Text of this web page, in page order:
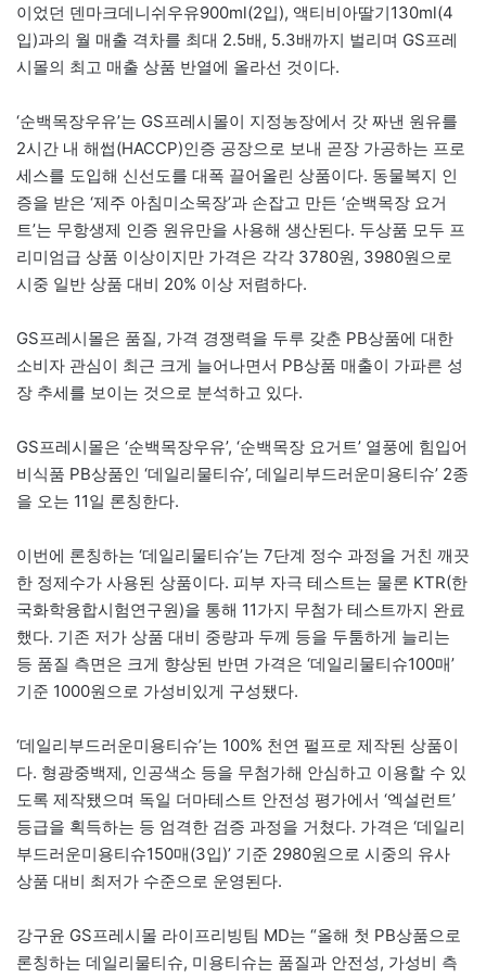
이었던 덴마크데니쉬우유900ml(2입), 액티비아딸기130ml(4
입)과의 월 매출 격차를 최대 2.5배, 5.3배까지 벌리며 GS프레
시몰의 최고 매출 상품 반열에 올라선 것이다.
‘순백목장우유’는 GS프레시몰이 지정농장에서 갓 짜낸 원유를
2시간 내 해썹(HACCP)인증 공장으로 보내 곧장 가공하는 프로
세스를 도입해 신선도를 대폭 끌어올린 상품이다. 동물복지 인
증을 받은 ‘제주 아침미소목장’과 손잡고 만든 ‘순백목장 요거
트’는 무항생제 인증 원유만을 사용해 생산된다. 두상품 모두 프
리미엄급 상품 이상이지만 가격은 각각 3780원, 3980원으로
시중 일반 상품 대비 20% 이상 저렴하다.
GS프레시몰은 품질, 가격 경쟁력을 두루 갖춘 PB상품에 대한
소비자 관심이 최근 크게 늘어나면서 PB상품 매출이 가파른 성
장 추세를 보이는 것으로 분석하고 있다.
GS프레시몰은 ‘순백목장우유’, ‘순백목장 요거트’ 열풍에 힘입어
비식품 PB상품인 ‘데일리물티슈’, 데일리부드러운미용티슈’ 2종
을 오는 11일 론칭한다.
이번에 론칭하는 ‘데일리물티슈’는 7단계 정수 과정을 거친 깨끗
한 정제수가 사용된 상품이다. 피부 자극 테스트는 물론 KTR(한
국화학융합시험연구원)을 통해 11가지 무첨가 테스트까지 완료
했다. 기존 저가 상품 대비 중량과 두께 등을 두툼하게 늘리는
등 품질 측면은 크게 향상된 반면 가격은 ‘데일리물티슈100매’
기준 1000원으로 가성비있게 구성됐다.
‘데일리부드러운미용티슈’는 100% 천연 펄프로 제작된 상품이
다. 형광중백제, 인공색소 등을 무첨가해 안심하고 이용할 수 있
도록 제작됐으며 독일 더마테스트 안전성 평가에서 ‘엑설런트’
등급을 획득하는 등 엄격한 검증 과정을 거쳤다. 가격은 ‘데일리
부드러운미용티슈150매(3입)’ 기준 2980원으로 시중의 유사
상품 대비 최저가 수준으로 운영된다.
강구윤 GS프레시몰 라이프리빙팀 MD는 “올해 첫 PB상품으로
론칭하는 데일리물티슈, 미용티슈는 품질과 안전성, 가성비 측